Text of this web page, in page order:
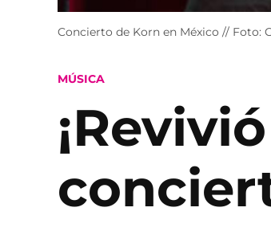
Concierto de Korn en México // Foto:
POSTED
MÚSICA